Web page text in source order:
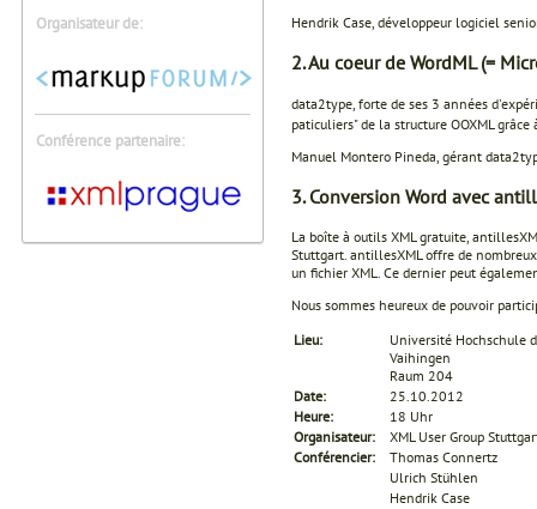
Organisateur de:
Conférence partenaire:
Hendrik Case, développeur logiciel
2. Au coeur de WordML (=
data2type, forte de ses 3 années
paticuliers" de la structure OOXML grâce
Manuel Montero Pineda, gérant
3. Conversion Word avec
La boîte à outils XML gratuite,
Stuttgart. antillesXML offre de
un fichier XML. Ce dernier peut
Nous sommes heureux de pouvoir
Lieu:
Université Hochschule
Vaihingen
Raum 204
Date:
25.10.2012
Heure:
18 Uhr
Organisateur:
XML User Group
Conférencier:
Thomas Connertz
Ulrich Stühlen
Hendrik Case